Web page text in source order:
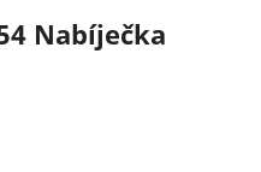
Nabíječka